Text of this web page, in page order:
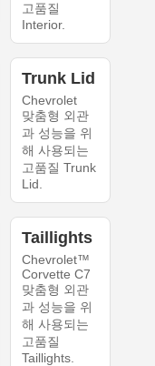
고품질
Interior.
Trunk Lid
Chevrolet
맞춤형 외관
과 성능을 위
해 사용되는
고품질 Trunk
Lid.
Taillights
Chevrolet™
Corvette C7
맞춤형 외관
과 성능을 위
해 사용되는
고품질
Taillights.